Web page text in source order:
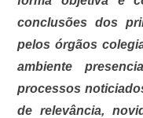
conclusões dos
pelos órgãos
ambiente
processos
de relevância,